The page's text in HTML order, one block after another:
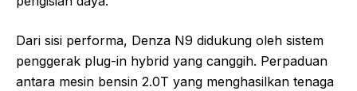
Dari sisi performa, Denza N9 didukung oleh sistem
penggerak plug-in hybrid yang canggih. Perpaduan
antara mesin bensin 2.0T yang menghasilkan tenaga